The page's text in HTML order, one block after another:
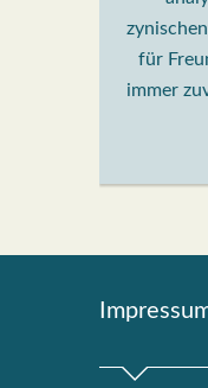
für
immer